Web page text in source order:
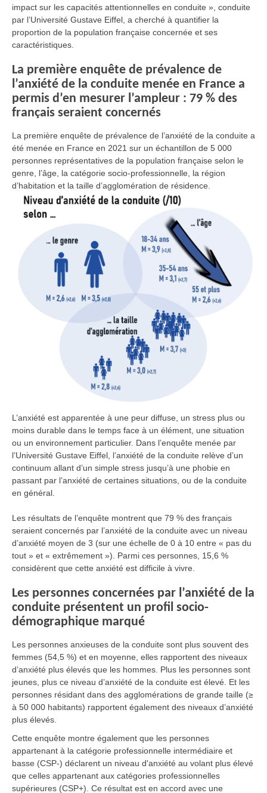
impact sur les capacités attentionnelles en conduite », conduite
par l’Université Gustave Eiffel, a cherché à quantifier la
proportion de la population française concernée et ses
caractéristiques.
La première enquête de prévalence de
l’anxiété de la conduite menée en France a
permis d’en mesurer l’ampleur : 79 % des
français seraient concernés
La première enquête de prévalence de l’anxiété de la conduite a
été menée en France en 2021 sur un échantillon de 5 000
personnes représentatives de la population française selon le
genre, l’âge, la catégorie socio-professionnelle, la région
d’habitation et la taille d’agglomération de résidence.
L’anxiété est apparentée à une peur diffuse, un stress plus ou
moins durable dans le temps face à un élément, une situation
ou un environnement particulier. Dans l’enquête menée par
l’Université Gustave Eiffel, l’anxiété de la conduite relève d’un
continuum allant d’un simple stress jusqu’à une phobie en
passant par l’anxiété de certaines situations, ou de la conduite
en général.
Les résultats de l’enquête montrent que 79 % des français
seraient concernés par l’anxiété de la conduite avec un niveau
d’anxiété moyen de 3 (sur une échelle de 0 à 10 entre « pas du
tout » et « extrêmement »). Parmi ces personnes, 15,6 %
considèrent que cette anxiété est difficile à vivre.
Les personnes concernées par l’anxiété de la
conduite présentent un profil socio-
démographique marqué
Les personnes anxieuses de la conduite sont plus souvent des
femmes (54,5 %) et en moyenne, elles rapportent des niveaux
d’anxiété plus élevés que les hommes. Plus les personnes sont
jeunes, plus ce niveau d’anxiété de la conduite est élevé. Et les
personnes résidant dans des agglomérations de grande taille (≥
à 50 000 habitants) rapportent également des niveaux d’anxiété
plus élevés.
Cette enquête montre également que les personnes
appartenant à la catégorie professionnelle intermédiaire et
basse (CSP-) déclarent un niveau d'anxiété au volant plus élevé
que celles appartenant aux catégories professionnelles
supérieures (CSP+). Ce résultat est en accord avec une